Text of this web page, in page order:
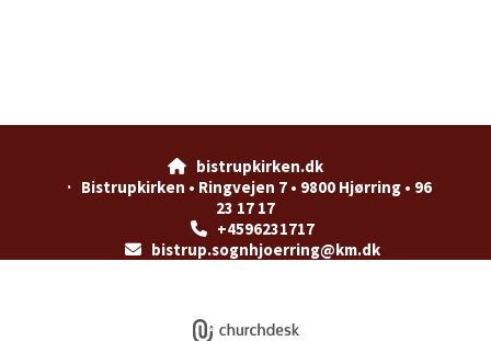

bistrupkirken.dk
· Bistrupkirken • Ringvejen 7 • 9800 Hjørring • 96
23 17 17
+4596231717
bistrup.sognhjoerring@km.dk